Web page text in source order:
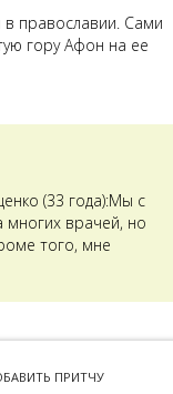
в православии. Сами
гору Афон на ее
(33 года):Мы с
многих врачей, но
того, мне
ПРИТЧУ